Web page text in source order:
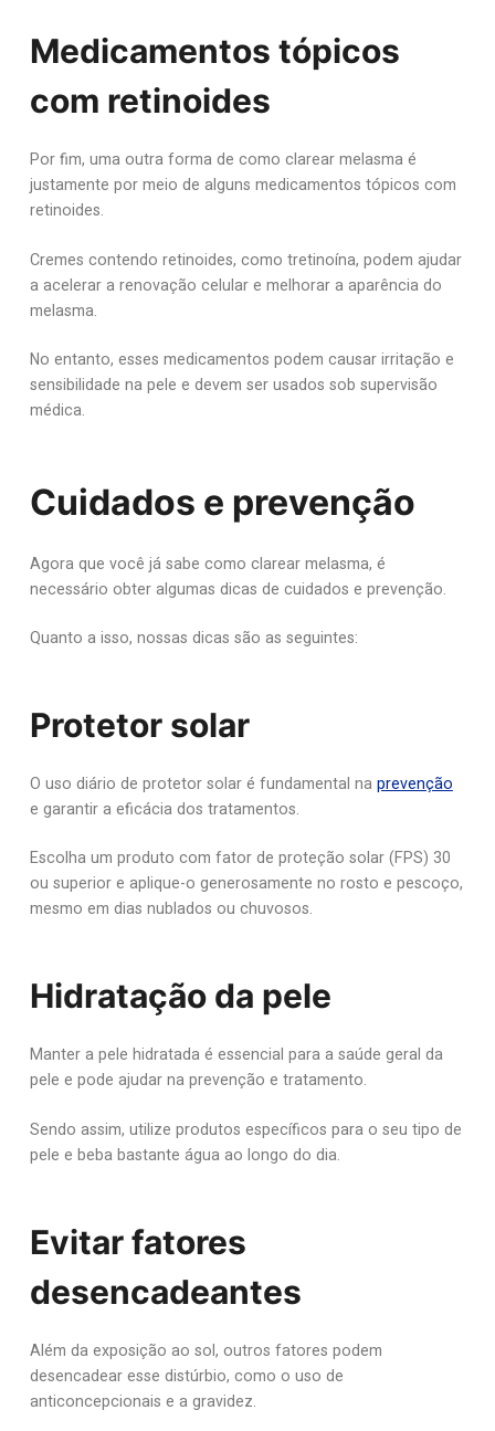
Medicamentos tópicos
com retinoides
Por fim, uma outra forma de como clarear melasma é
justamente por meio de alguns medicamentos tópicos com
retinoides.
Cremes contendo retinoides, como tretinoína, podem ajudar
a acelerar a renovação celular e melhorar a aparência do
melasma.
No entanto, esses medicamentos podem causar irritação e
sensibilidade na pele e devem ser usados sob supervisão
médica.
Cuidados e prevenção
Agora que você já sabe como clarear melasma, é
necessário obter algumas dicas de cuidados e prevenção.
Quanto a isso, nossas dicas são as seguintes:
Protetor solar
O uso diário de protetor solar é fundamental naprevenção
e garantir a eficácia dos tratamentos.
Escolha um produto com fator de proteção solar (FPS) 30
ou superior e aplique-o generosamente no rosto e pescoço,
mesmo em dias nublados ou chuvosos.
Hidratação da pele
Manter a pele hidratada é essencial para a saúde geral da
pele e pode ajudar na prevenção e tratamento.
Sendo assim, utilize produtos específicos para o seu tipo de
pele e beba bastante água ao longo do dia.
Evitar fatores
desencadeantes
Além da exposição ao sol, outros fatores podem
desencadear esse distúrbio, como o uso de
anticoncepcionais e a gravidez.